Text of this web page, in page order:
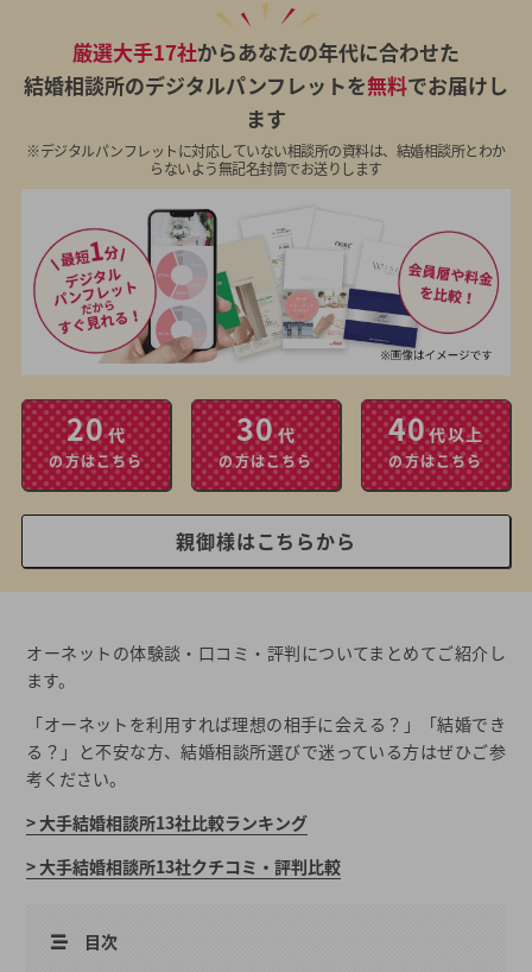
厳選大手17社からあなたの年代に合わせた
結婚相談所のデジタルパンフレットを無料でお届けし
ます
※デジタルパンフレットに対応していない相談所の資料は、結婚相談所とわか
らないよう無記名封筒でお送りします
20代
の方はこちら
30代
の方はこちら
40代以上
の方はこちら
親御様はこちらから
オーネットの体験談・口コミ・評判についてまとめてご紹介し
ます。
「オーネットを利用すれば理想の相手に会える？」「結婚でき
る？」と不安な方、結婚相談所選びで迷っている方はぜひご参
考ください。
> 大手結婚相談所13社比較ランキング
> 大手結婚相談所13社クチコミ・評判比較
目次